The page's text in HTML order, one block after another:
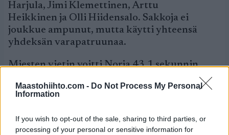
Maastohiihto.com - Do Not Process My Personal
Information
If you wish to opt-out of the sale, sharing to third parties, or
processing of your personal or sensitive information for
Harjula, Jimi Klemettinen, Arttu
Heikkinen ja Olli Hiidensalo. Sakkoja ei
joukkue ampunut, mutta käytti yhteensä
yhdeksän varapatruunaa.
Miesten vietin voitti Norja 43,1 sekunnin
Teksti: Janne Lehikoinen (STT Urheilu)/Teemu